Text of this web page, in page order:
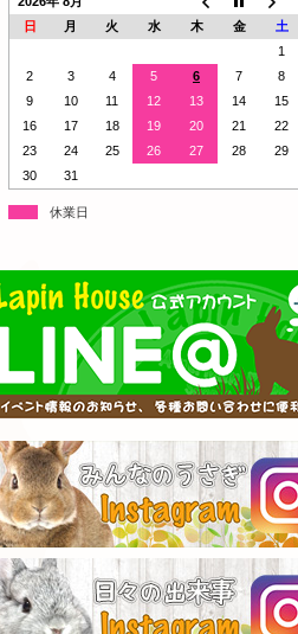
日
月 火 水 木 金
土
1
2
3 4 5 6 7
8
9
10 11 12 13 14
15
16
17 18 19 20 21
22
23
24 25 26 27 28
29
30
31
休業日